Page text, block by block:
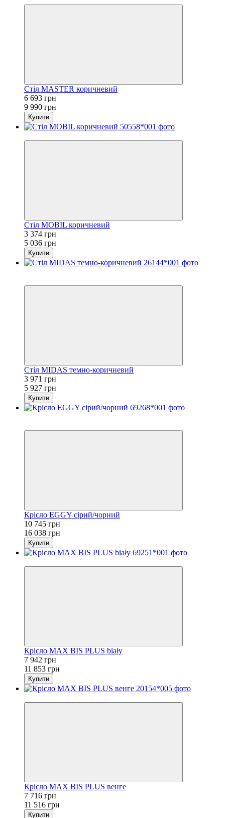
Стіл MASTER коричневий
6 693 грн
9 990 грн
Купити
Стіл MOBIL коричневий
3 374 грн
5 036 грн
Купити
Стіл MIDAS темно-коричневий
3 971 грн
5 927 грн
Купити
Крісло EGGY сірий/чорний
10 745 грн
16 038 грн
Купити
Крісло MAX BIS PLUS biały
7 942 грн
11 853 грн
Купити
Крісло MAX BIS PLUS венге
7 716 грн
11 516 грн
Купити